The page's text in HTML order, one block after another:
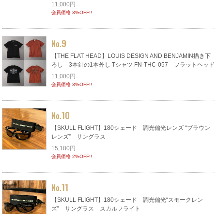
11,000円
会員価格 3%OFF!!
No.9
【THE FLAT HEAD】LOUIS DESIGN AND BENJAMIN描き下
ろし 3本針の1本外し Tシャツ FN-THC-057 フラットヘッド
11,000円
会員価格 3%OFF!!
No.10
【SKULL FLIGHT】180シェード 調光偏光レンズ “ブラウン
レンズ” サングラス
15,180円
会員価格 2%OFF!!
No.11
【SKULL FLIGHT】180シェード 調光偏光“スモークレン
ズ” サングラス スカルフライト